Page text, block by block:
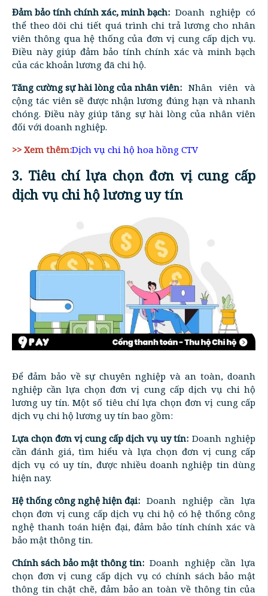
Đảm bảo tính chính xác, minh bạch: Doanh nghiệp có
thể theo dõi chi tiết quá trình chi trả lương cho nhân
viên thông qua hệ thống của đơn vị cung cấp dịch vụ.
Điều này giúp đảm bảo tính chính xác và minh bạch
của các khoản lương đã chi hộ.
Tăng cường sự hài lòng của nhân viên: Nhân viên và
cộng tác viên sẽ được nhận lương đúng hạn và nhanh
chóng. Điều này giúp tăng sự hài lòng của nhân viên
đối với doanh nghiệp.
>> Xem thêm:Dịch vụ chi hộ hoa hồng CTV
3. Tiêu chí lựa chọn đơn vị cung cấp
dịch vụ chi hộ lương uy tín
Để đảm bảo về sự chuyên nghiệp và an toàn, doanh
nghiệp cần lựa chọn đơn vị cung cấp dịch vụ chi hộ
lương uy tín. Một số tiêu chí lựa chọn đơn vị cung cấp
dịch vụ chi hộ lương uy tín bao gồm:
Lựa chọn đơn vị cung cấp dịch vụ uy tín: Doanh nghiệp
cần đánh giá, tìm hiểu và lựa chọn đơn vị cung cấp
dịch vụ có uy tín, được nhiều doanh nghiệp tin dùng
hiện nay.
Hệ thống công nghệ hiện đại: Doanh nghiệp cần lựa
chọn đơn vị cung cấp dịch vụ chi hộ có hệ thống công
nghệ thanh toán hiện đại, đảm bảo tính chính xác và
bảo mật thông tin.
Chính sách bảo mật thông tin: Doanh nghiệp cần lựa
chọn đơn vị cung cấp dịch vụ có chính sách bảo mật
thông tin chặt chẽ, đảm bảo an toàn về thông tin của